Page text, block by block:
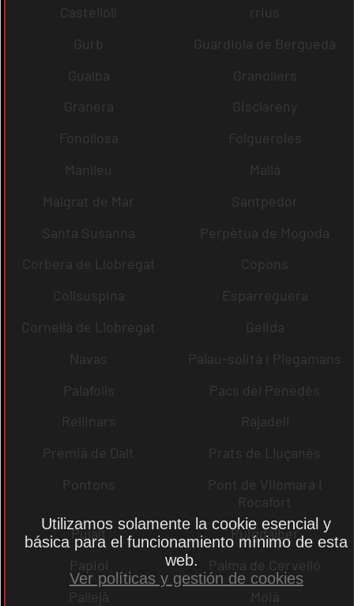
Castellolí
rrius
Gurb
Guardiola de Berguedà
Gualba
Granollers
Granera
Gisclareny
Fonollosa
Folgueroles
Manlleu
Malla
Malgrat de Mar
Santpedor
Santa Susanna
Perpètua de Mogoda
Corbera de Llobregat
Copons
Collsuspina
Esparreguera
Cornellà de Llobregat
Gelida
Navas
Palau-solità i Plegamans
Palafolls
Pacs del Penedès
Rellinars
Rajadell
Premià de Dalt
Prats de Lluçanès
Pontons
Pont de Vilomara i
Rocafort
Pujalt
Puigdàlber
Papiol
Palma de Cervelló
Pallejà
Moià
Utilizamos solamente la cookie esencial y
básica para el funcionamiento mínimo de esta
web.
Ver políticas y gestión de cookies